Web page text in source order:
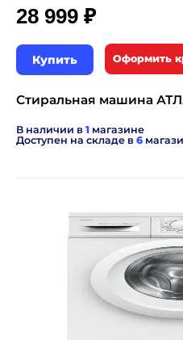
28 999 ₽
Купить Оформить
Стиральная машина
В наличии в 1 магазине
Доступен на складе в 6